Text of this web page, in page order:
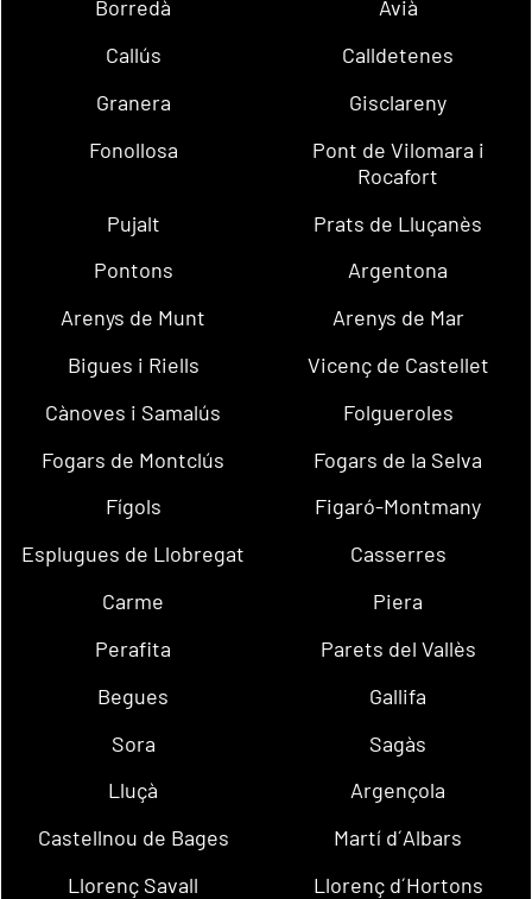
Borredà
Avià
Callús
Calldetenes
Granera
Gisclareny
Fonollosa
Pont de Vilomara i
Rocafort
Pujalt
Prats de Lluçanès
Pontons
Argentona
Arenys de Munt
Arenys de Mar
Bigues i Riells
Vicenç de Castellet
Cànoves i Samalús
Folgueroles
Fogars de Montclús
Fogars de la Selva
Fígols
Figaró-Montmany
Esplugues de Llobregat
Casserres
Carme
Piera
Perafita
Parets del Vallès
Begues
Gallifa
Sora
Sagàs
Lluçà
Argençola
Castellnou de Bages
Martí d´Albars
Llorenç Savall
Llorenç d´Hortons